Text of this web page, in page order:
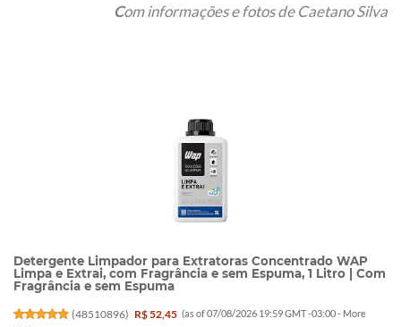
Com informações e fotos de Caetano Silva
Detergente Limpador para Extratoras Concentrado WAP
Limpa e Extrai, com Fragrância e sem Espuma, 1 Litro | Com
Fragrância e sem Espuma
(48510896) R$ 52,45 (as of 07/08/2026 19:59 GMT -03:00 - More